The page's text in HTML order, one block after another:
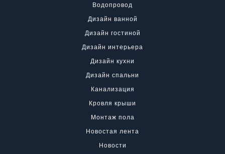
Водопровод
Дизайн ванной
Дизайн гостиной
Дизайн интерьера
Дизайн кухни
Дизайн спальни
Канализация
Кровля крыши
Монтаж пола
Новостая лента
Новости